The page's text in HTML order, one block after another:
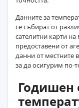
Данните за
се събират от
сателитни карти
предоставени от
данни от местните
за да осигурим по-
Годишен